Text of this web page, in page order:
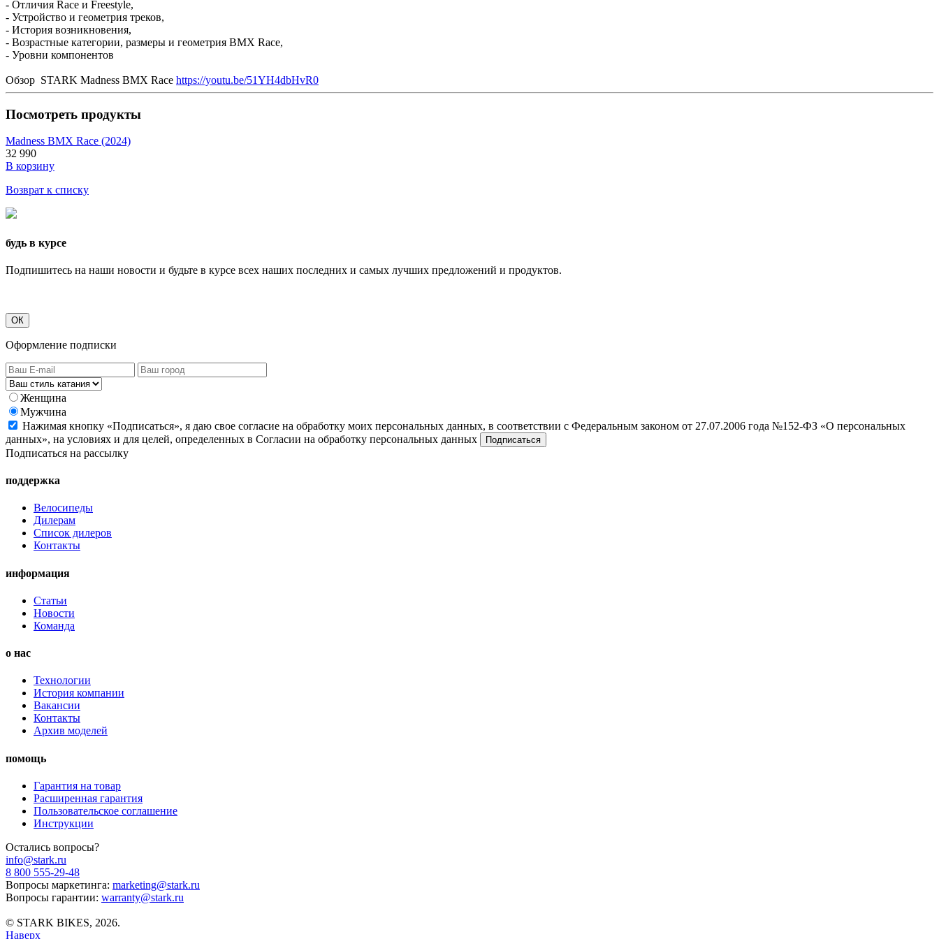
- Отличия Race и Freestyle,
- Устройство и геометрия треков,
- История возникновения,
- Возрастные категории, размеры и геометрия BMX Race,
- Уровни компонентов
Обзор STARK Madness BMX Race https://youtu.be/51YH4dbHvR0
Посмотреть продукты
Madness BMX Race (2024)
32 990
В корзину
Возврат к списку
будь в курсе
Подпишитесь на наши новости и будьте в курсе всех наших последних и самых лучших предложений и продуктов.
ОК
Оформление подписки
Женщина
Мужчина
Нажимая кнопку «Подписаться», я даю свое согласие на обработку моих персональных данных, в соответствии с Федеральным законом от 27.07.2006 года №152-ФЗ «О персональных
данных», на условиях и для целей, определенных в Согласии на обработку персональных данных
Подписаться на рассылку
поддержка
Велосипеды
Дилерам
Список дилеров
Контакты
информация
Статьи
Новости
Команда
о нас
Технологии
История компании
Вакансии
Контакты
Архив моделей
помощь
Гарантия на товар
Расширенная гарантия
Пользовательское соглашение
Инструкции
Остались вопросы?
info@stark.ru
8 800 555-29-48
Вопросы маркетинга: marketing@stark.ru
Вопросы гарантии: warranty@stark.ru
© STARK BIKES, 2026.
Наверх